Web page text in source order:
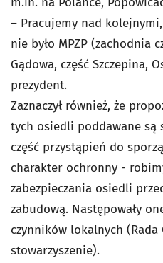
– Pracujemy nad
nie było MPZP (zachodnia
Gądowa, część Szczepina,
prezydent.
Zaznaczył również, że
tych osiedli poddawane są
część przystąpień do
charakter ochronny -
zabezpieczania osiedli
zabudową. Następowały
czynników lokalnych
stowarzyszenie).